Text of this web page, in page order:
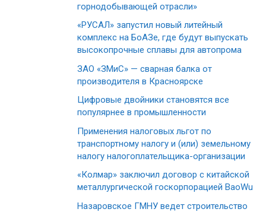
горнодобывающей отрасли»
«РУСАЛ» запустил новый литейный
комплекс на БоАЗе, где будут выпускать
высокопрочные сплавы для автопрома
ЗАО «ЗМиС» — сварная балка от
производителя в Красноярске
Цифровые двойники становятся все
популярнее в промышленности
Применения налоговых льгот по
транспортному налогу и (или) земельному
налогу налогоплательщика-организации
«Колмар» заключил договор с китайской
металлургической госкорпорацией BaoWu
Назаровское ГМНУ ведет строительство